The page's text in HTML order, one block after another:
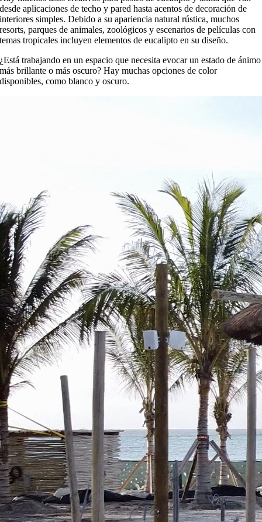
desde aplicaciones de techo y pared hasta acentos de decoración de
interiores simples. Debido a su apariencia natural rústica, muchos
resorts, parques de animales, zoológicos y escenarios de películas con
temas tropicales incluyen elementos de eucalipto en su diseño.
¿Está trabajando en un espacio que necesita evocar un estado de ánimo
más brillante o más oscuro? Hay muchas opciones de color
disponibles, como blanco y oscuro.